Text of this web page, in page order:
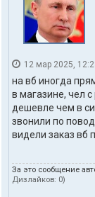
12 мар 2025,
на вб иногда
в магазине, чел
дешевле чем в
звонили по
видели заказ вб
За это сообщение
Дизлайков: 0)